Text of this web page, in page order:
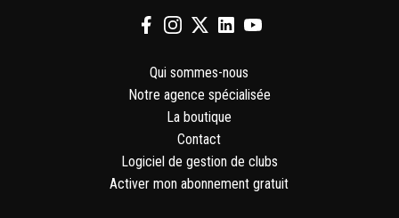
Qui sommes-nous
Notre agence spécialisée
La boutique
Contact
Logiciel de gestion de clubs
Activer mon abonnement gratuit